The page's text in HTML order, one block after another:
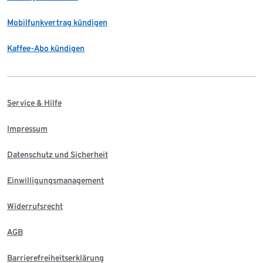
Mobilfunkvertrag kündigen
Kaffee-Abo kündigen
Service & Hilfe
Impressum
Datenschutz und Sicherheit
Einwilligungsmanagement
Widerrufsrecht
AGB
Barrierefreiheitserklärung